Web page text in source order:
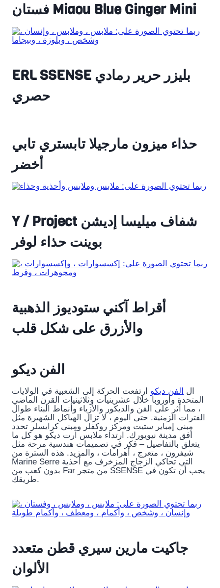
فستان Miaou Blue Ginger Mini
ERL SSENSE بليزر حرير رمادي
حصري
حذاء ميزون مارجيلا تابستري تابي
أخضر
Y / Project شفاف ميليسا إديشن
بوينت حذاء لوفر
أقراط آكني ستوديوز الذهبية
والأزرق على شكل قلب
الفن ديكو
ال الفن ديكو ارتفعت الحركة إلى الشعبية في الولايات
المتحدة وأوروبا خلال عشرينيات وثلاثينيات القرن الماضي
، مما أثر على الفن والديكور والأزياء وأنماط البناء طوال
الفترات الزمنية. حتى اليوم ، لا تزال الهياكل الشهيرة مثل
مبنى إمباير ستيت ومركز روكفلر ومبنى كرايسلر تحدد
أفق مدينة نيويورك. ارتداء ملابس آرت ديكو هو كل ما
يتعلق بالتفاصيل – فكر في تصميمات هندسية مرحة مثل
شيفرون ، متعرج ، أهرامات ، والمزيد. هذه السترة من
Marine Serre التي تحاكي الزجاج المزخرف مع أحذية
بدون كعب من Far من متجر SSENSE يجب أن تكون في
طريقك.
جاكيت مارين سيري قطن متعدد
الألوان